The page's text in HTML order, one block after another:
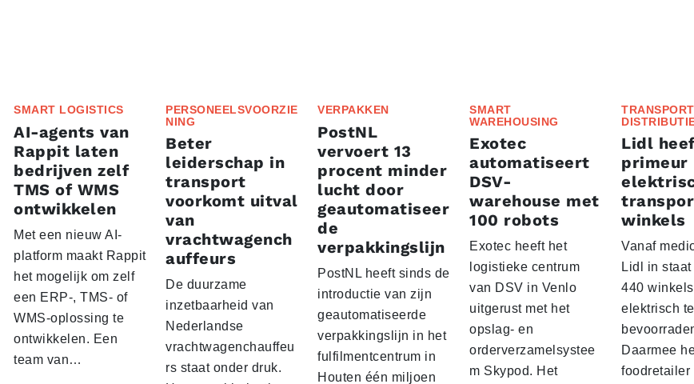
SMART LOGISTICS
AI-agents van
Rappit laten
bedrijven zelf
TMS of WMS
ontwikkelen
Met een nieuw AI-
platform maakt Rappit
het mogelijk om zelf
een ERP-, TMS- of
WMS-oplossing te
ontwikkelen. Een
team van…
PERSONEELSVOORZIE
NING
Beter
leiderschap in
transport
voorkomt uitval
van
vrachtwagench
auffeurs
De duurzame
inzetbaarheid van
Nederlandse
vrachtwagenchauffeu
rs staat onder druk.
VERPAKKEN
PostNL
vervoert 13
procent minder
lucht door
geautomatiseer
de
verpakkingslijn
PostNL heeft sinds de
introductie van zijn
geautomatiseerde
verpakkingslijn in het
fulfilmentcentrum in
Houten één miljoen
SMART
WAREHOUSING
Exotec
automatiseert
DSV-
warehouse met
100 robots
Exotec heeft het
logistieke centrum
van DSV in Venlo
uitgerust met het
opslag- en
orderverzamelsystee
m Skypod. Het
Lidl
primeur
winkels
Vanaf
Lidl in
440 winkels
elektrisch te
Daarmee
foodretailer